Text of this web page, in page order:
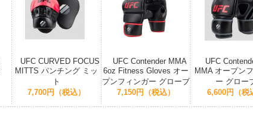
UFC CURVED FOCUS
MITTS パンチング ミッ
ト
7,700円（税込）
UFC Contender MMA
6oz Fitness Gloves オー
プンフィンガー グローブ
7,150円（税込）
UFC
MMA オープン
ー グロー
6,600円（税